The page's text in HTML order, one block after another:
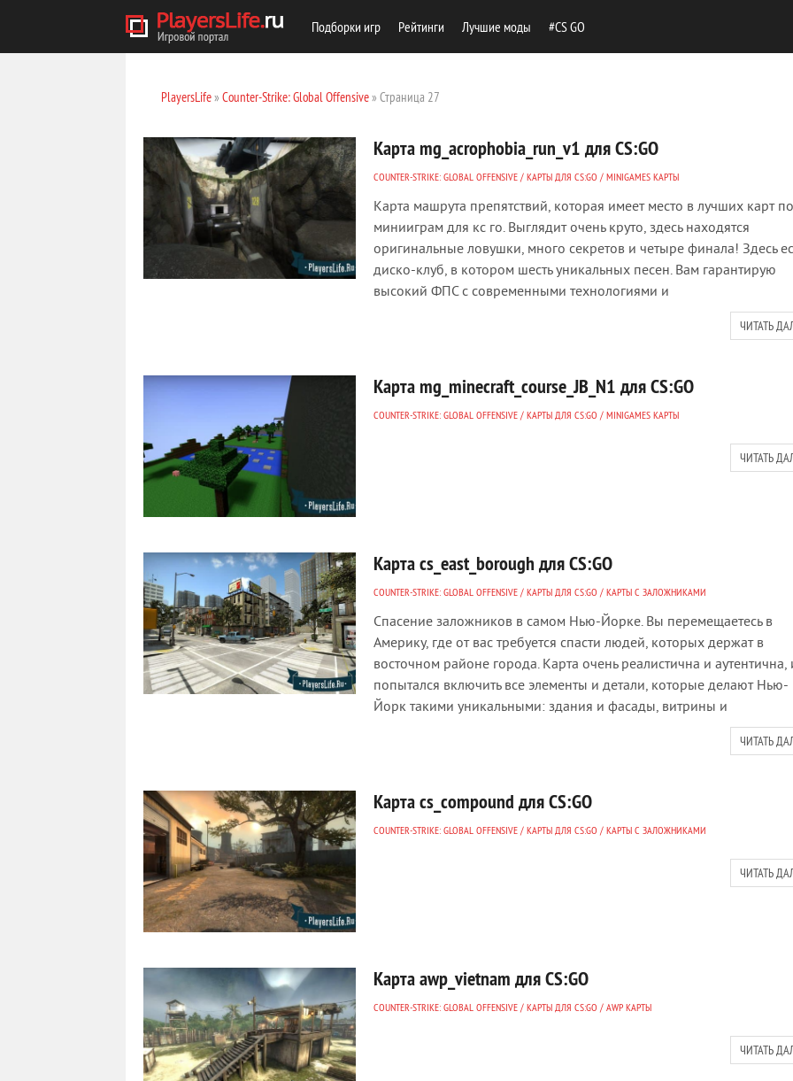
Подборки игр Рейтинги Лучшие моды #CS GO
PlayersLife» Counter-Strike: Global Offensive» Страница 27
Карта mg_acrophobia_run_v1 для CS:GO
COUNTER-STRIKE: GLOBAL OFFENSIVE / КАРТЫ ДЛЯ CS:GO / MINIGAMES КАРТЫ
Карта машрута препятствий, которая имеет место в лучших карт по
минииграм для кс го. Выглядит очень круто, здесь находятся
оригинальные ловушки, много секретов и четыре финала! Здесь
диско-клуб, в котором шесть уникальных песен. Вам гарантирую
высокий ФПС с современными технологиями и
ЧИТАТЬ
Карта mg_minecraft_course_JB_N1 для CS:GO
COUNTER-STRIKE: GLOBAL OFFENSIVE / КАРТЫ ДЛЯ CS:GO / MINIGAMES КАРТЫ
ЧИТАТЬ
Карта cs_east_borough для CS:GO
COUNTER-STRIKE: GLOBAL OFFENSIVE / КАРТЫ ДЛЯ CS:GO / КАРТЫ С ЗАЛОЖНИКАМИ
Спасение заложников в самом Нью-Йорке. Вы перемещаетесь в
Америку, где от вас требуется спасти людей, которых держат в
восточном районе города. Карта очень реалистична и аутентична,
попытался включить все элементы и детали, которые делают Нью-
Йорк такими уникальными: здания и фасады, витрины и
ЧИТАТЬ
Карта cs_compound для CS:GO
COUNTER-STRIKE: GLOBAL OFFENSIVE / КАРТЫ ДЛЯ CS:GO / КАРТЫ С ЗАЛОЖНИКАМИ
ЧИТАТЬ
Карта awp_vietnam для CS:GO
COUNTER-STRIKE: GLOBAL OFFENSIVE / КАРТЫ ДЛЯ CS:GO / AWP КАРТЫ
ЧИТАТЬ